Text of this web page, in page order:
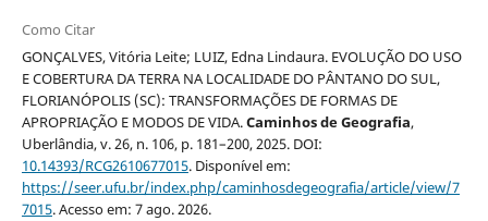
Como Citar
GONÇALVES, Vitória Leite; LUIZ, Edna Lindaura. EVOLUÇÃO DO USO
E COBERTURA DA TERRA NA LOCALIDADE DO PÂNTANO DO SUL,
FLORIANÓPOLIS (SC): TRANSFORMAÇÕES DE FORMAS DE
APROPRIAÇÃO E MODOS DE VIDA.Caminhos de Geografia,
Uberlândia, v. 26, n. 106, p. 181–200, 2025. DOI:
10.14393/RCG2610677015. Disponível em:
https://seer.ufu.br/index.php/caminhosdegeografia/article/view/7
7015. Acesso em: 7 ago. 2026.